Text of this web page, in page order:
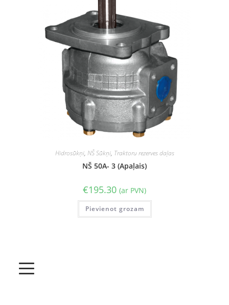
Hidrosūkņi, NŠ Sūkņi, Traktoru rezerves daļas
NŠ 50A- 3 (Apaļais)
€195.30 (ar PVN)
Pievienot grozam